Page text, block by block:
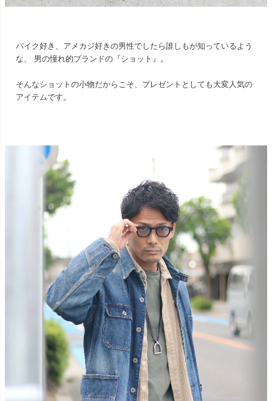
バイク好き、アメカジ好きの男性でしたら誰しもが知っているよう
な、 男の憧れ的ブランドの『ショット』。
そんなショットの小物だからこそ、プレゼントとしても大変人気の
アイテムです。